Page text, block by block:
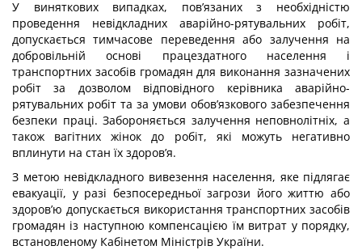
У виняткових випадках, пов’язаних з необхідністю
проведення невідкладних аварійно-рятувальних робіт,
допускається тимчасове переведення або залучення на
добровільній основі працездатного населення і
транспортних засобів громадян для виконання зазначених
робіт за дозволом відповідного керівника аварійно-
рятувальних робіт та за умови обов’язкового забезпечення
безпеки праці. Забороняється залучення неповнолітніх, а
також вагітних жінок до робіт, які можуть негативно
вплинути на стан їх здоров’я.
З метою невідкладного вивезення населення, яке підлягає
евакуації, у разі безпосередньої загрози його життю або
здоров’ю допускається використання транспортних засобів
громадян із наступною компенсацією їм витрат у порядку,
встановленому Кабінетом Міністрів України.